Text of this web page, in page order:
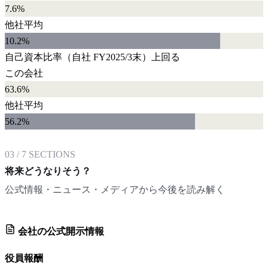
7.6%
他社平均
10.2%
自己資本比率 （自社 FY2025/3末）
上回る
この会社
63.6%
他社平均
56.2%
03 / 7 SECTIONS
将来どうなりそう？
公式情報・ニュース・メディアから今後を読み解く
会社の公式開示情報
役員報酬